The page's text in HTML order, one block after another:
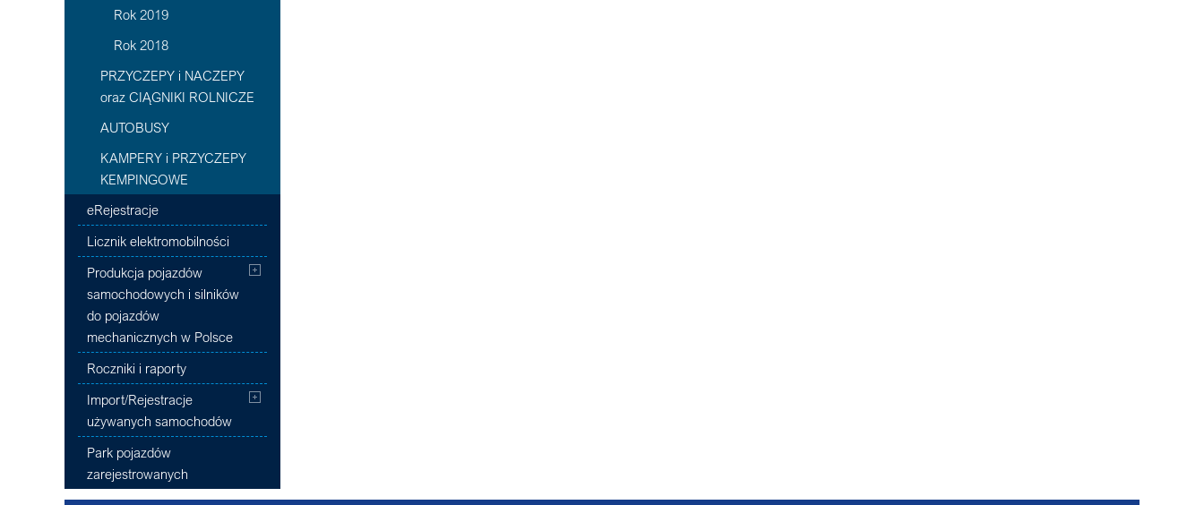
Rok 2019
Rok 2018
PRZYCZEPY i NACZEPY
oraz CIĄGNIKI ROLNICZE
AUTOBUSY
KAMPERY i PRZYCZEPY
KEMPINGOWE
eRejestracje
Licznik elektromobilności
Produkcja pojazdów
samochodowych i silników
do pojazdów
mechanicznych w Polsce
Roczniki i raporty
Import/Rejestracje
używanych samochodów
Park pojazdów
zarejestrowanych